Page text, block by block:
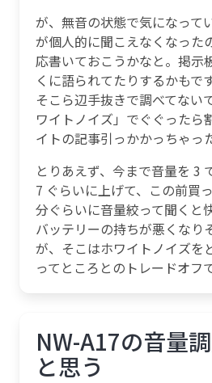
が、無音の状態で気になって
が個人的に聞こえなくなった
応書いておこうかなと。掲示
くに語られてたりするかもで
そこら辺手抜きで調べてない
ワイトノイズ」でぐぐったら
イトの記事引っかかっちゃっ
とりあえず、今まで音量を 3
7 ぐらいに上げて、この前買
分ぐらいに音量絞って聞くと
バッテリーの持ちが悪くなり
が、そこはホワイトノイズを
ってところとのトレードオフで
NW-A17の音量
と思う